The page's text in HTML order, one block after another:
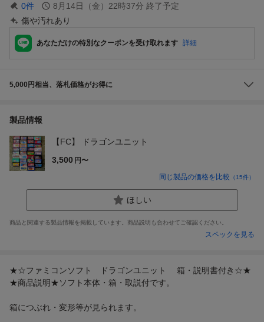
0件 8月14日（金）22時37分 終了予定
傷や汚れあり
あなただけの特別なクーポンを受け取れます 詳細
5,000円相当、落札価格がお得に
製品情報
【FC】 ドラゴンユニット
3,500 円〜
同じ製品の価格を比較 （15件）
ほしい
商品と関連する製品情報を掲載しています。商品説明も合わせてご確認ください。
スペックを見る
★☆ファミコンソフト ドラゴンユニット 箱・説明書付き☆★
★商品説明★ソフト本体・箱・取説付です。
箱につぶれ・変形等が見られます。